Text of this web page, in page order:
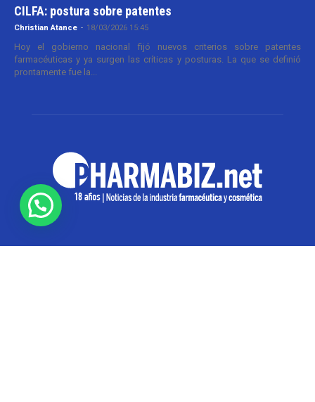
CILFA: postura sobre patentes
Christian Atance - 18/03/2026 15:45
Hoy el gobierno nacional fijó nuevos criterios sobre patentes
farmacéuticas y ya surgen las críticas y posturas. La que se definió
prontamente fue la...